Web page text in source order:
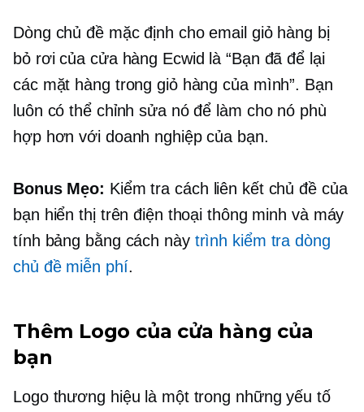
Dòng chủ đề mặc định cho email giỏ hàng bị
bỏ rơi của cửa hàng Ecwid là “Bạn đã để lại
các mặt hàng trong giỏ hàng của mình”. Bạn
luôn có thể chỉnh sửa nó để làm cho nó phù
hợp hơn với doanh nghiệp của bạn.
Bonus Mẹo: Kiểm tra cách liên kết chủ đề của
bạn hiển thị trên điện thoại thông minh và máy
tính bảng bằng cách này trình kiểm tra dòng
chủ đề miễn phí.
Thêm Logo của cửa hàng của
bạn
Logo thương hiệu là một trong những yếu tố